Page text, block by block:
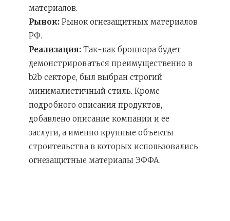
материалов.
Рынок: Рынок огнезащитных материалов
РФ.
Реализация: Так-как брошюра будет
демонстрироваться преимущественно в
b2b секторе, был выбран строгий
минималистичный стиль. Кроме
подробного описания продуктов,
добавлено описание компании и ее
заслуги, а именно крупные объекты
строительства в которых использовались
огнезащитные материалы ЭФФА.